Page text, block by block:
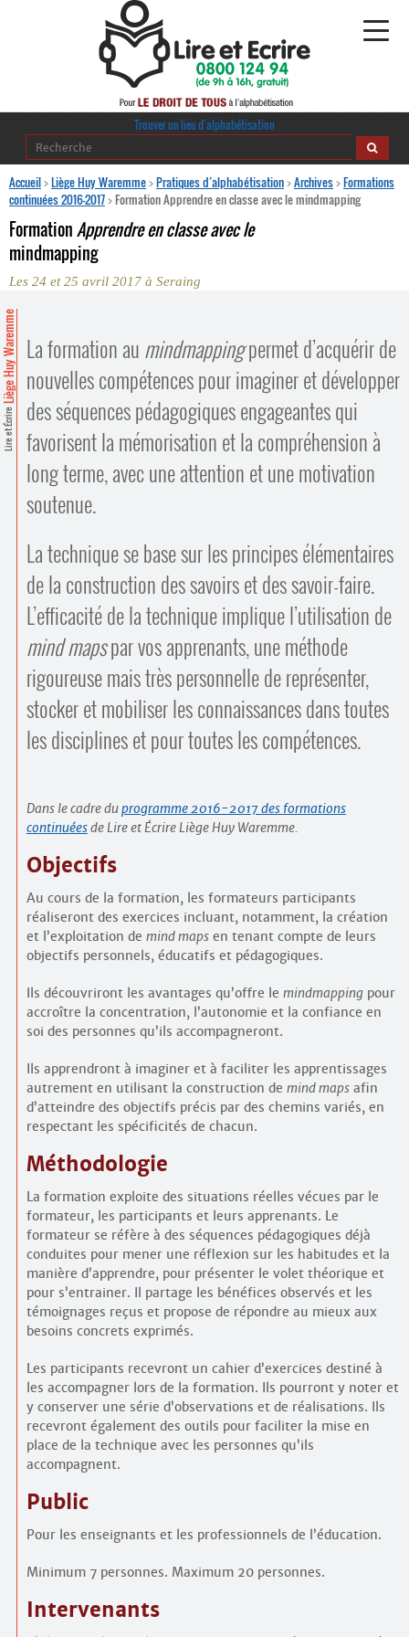
Alphabétisation
·
Comprendre et parler
Bienvenue en Belgique
Espace presse
Contacts
Trouver un lieu d’alphabétisation
Trouver un lieu d’alphabétisation
Accueil>Liège Huy Waremme>Pratiques d’alphabétisation>Archives>Formations
continuées 2016-2017>Formation Apprendre en classe avec le mindmapping
FormationApprendre en classe avec le
mindmapping
Les 24 et 25 avril 2017 à Seraing
Lire et Écrire
Liège Huy Waremme La formation au mindmappingpermet d’acquérir de
nouvelles compétences pour imaginer et développer
des séquences pédagogiques engageantes qui
favorisent la mémorisation et la compréhension à
long terme, avec une attention et une motivation
soutenue.
La technique se base sur les principes élémentaires
de la construction des savoirs et des savoir-faire.
L’efficacité de la technique implique l’utilisation de
mind mapspar vos apprenants, une méthode
rigoureuse mais très personnelle de représenter,
stocker et mobiliser les connaissances dans toutes
les disciplines et pour toutes les compétences.
Dans le cadre duprogramme 2016-2017 des formations
continuéesde Lire et Écrire Liège Huy Waremme.
Objectifs
Au cours de la formation, les formateurs participants
réaliseront des exercices incluant, notamment, la création
et l’exploitation de mind mapsen tenant compte de leurs
objectifs personnels, éducatifs et pédagogiques.
Ils découvriront les avantages qu’offre le mindmappingpour
accroître la concentration, l’autonomie et la confiance en
soi des personnes qu’ils accompagneront.
Ils apprendront à imaginer et à faciliter les apprentissages
autrement en utilisant la construction de mind mapsafin
d’atteindre des objectifs précis par des chemins variés, en
respectant les spécificités de chacun.
Méthodologie
La formation exploite des situations réelles vécues par le
formateur, les participants et leurs apprenants. Le
formateur se réfère à des séquences pédagogiques déjà
conduites pour mener une réflexion sur les habitudes et la
manière d’apprendre, pour présenter le volet théorique et
pour s’entrainer. Il partage les bénéfices observés et les
témoignages reçus et propose de répondre au mieux aux
besoins concrets exprimés.
Les participants recevront un cahier d’exercices destiné à
les accompagner lors de la formation. Ils pourront y noter et
y conserver une série d’observations et de réalisations. Ils
recevront également des outils pour faciliter la mise en
place de la technique avec les personnes qu’ils
accompagnent.
Public
Pour les enseignants et les professionnels de l’éducation.
Minimum 7 personnes. Maximum 20 personnes.
Intervenants